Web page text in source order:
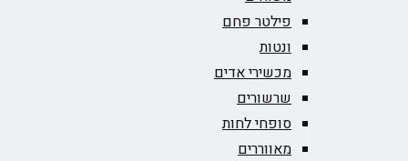
פילטר פחם
ונטות
מכשירי אדים
שרשורים
סופחי לחות
מאווררים